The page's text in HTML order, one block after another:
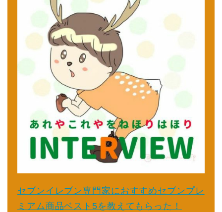
セブンイレブン専門家におすすめセブンプレ
ミアム商品ベスト5を教えてもらった！